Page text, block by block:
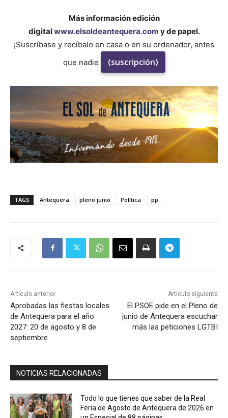
Más información edición
digitalwww.elsoldeantequera.com y de papel.
¡Suscríbase y recíbalo en casa o en su ordenador, antes
que nadie
(suscripción)
TAGS Antequera pleno junio Política pp
Artículo anterior
Aprobadas las fiestas locales
de Antequera para el año
2027: 20 de agosto y 8 de
septiembre
Artículo siguiente
El PSOE pide en el Pleno de
junio de Antequera escuchar
más las peticiones LGTBI
NOTICIAS RELACIONADAS
Todo lo que tienes que saber de la Real
Feria de Agosto de Antequera de 2026 en